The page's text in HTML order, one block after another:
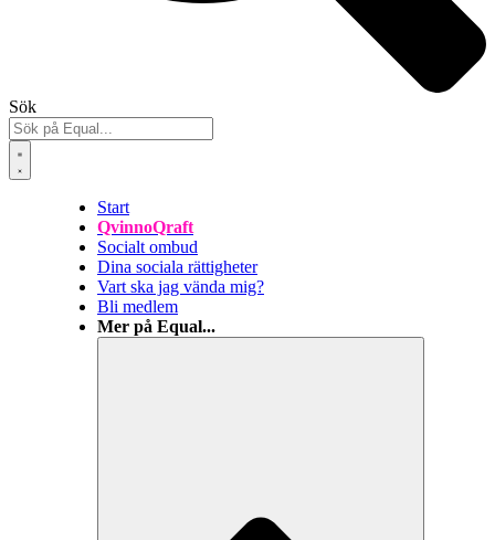
Sök
Start
QvinnoQraft
Socialt ombud
Dina sociala rättigheter
Vart ska jag vända mig?
Bli medlem
Mer på Equal...